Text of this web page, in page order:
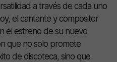
a través de cada uno
el cantante y compositor
el estreno de su nuevo
que no solo promete
de discoteca, sino que